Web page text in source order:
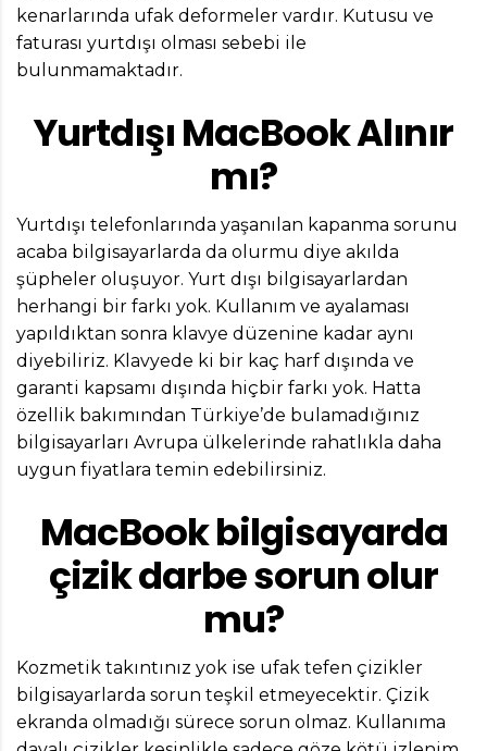
kenarlarında ufak deformeler vardır. Kutusu ve
faturası yurtdışı olması sebebi ile
bulunmamaktadır.
Yurtdışı MacBook Alınır
mı?
Yurtdışı telefonlarında yaşanılan kapanma sorunu
acaba bilgisayarlarda da olurmu diye akılda
şüpheler oluşuyor. Yurt dışı bilgisayarlardan
herhangi bir farkı yok. Kullanım ve ayalaması
yapıldıktan sonra klavye düzenine kadar aynı
diyebiliriz. Klavyede ki bir kaç harf dışında ve
garanti kapsamı dışında hiçbir farkı yok. Hatta
özellik bakımından Türkiye’de bulamadığınız
bilgisayarları Avrupa ülkelerinde rahatlıkla daha
uygun fiyatlara temin edebilirsiniz.
MacBook bilgisayarda
çizik darbe sorun olur
mu?
Kozmetik takıntınız yok ise ufak tefen çizikler
bilgisayarlarda sorun teşkil etmeyecektir. Çizik
ekranda olmadığı sürece sorun olmaz. Kullanıma